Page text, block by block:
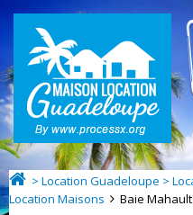
> Location Guadeloupe >
Location Maisons
Baie Mahault